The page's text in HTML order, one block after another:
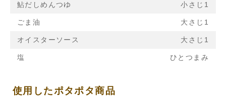
鮎だしめんつゆ 小さじ1
ごま油 大さじ1
オイスターソース 大さじ1
塩 ひとつまみ
使用したポタポタ商品